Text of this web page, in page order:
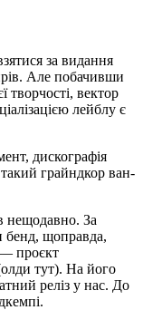
за видання
Але побачивши
творчості, вектор
лейблу є
дискографія
грайндкор ван-
нещодавно. За
бенд, щоправда,
проєкт
тут). На його
реліз у нас. До